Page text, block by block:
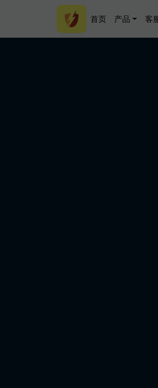
Main
首页 产品 客